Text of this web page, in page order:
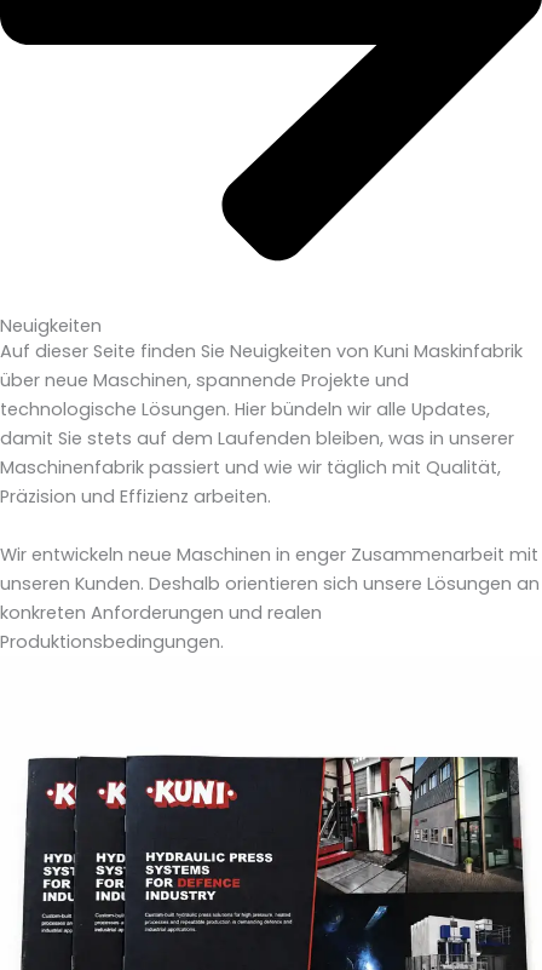
Neuigkeiten
Auf dieser Seite finden Sie Neuigkeiten von Kuni Maskinfabrik
über neue Maschinen, spannende Projekte und
technologische Lösungen. Hier bündeln wir alle Updates,
damit Sie stets auf dem Laufenden bleiben, was in unserer
Maschinenfabrik passiert und wie wir täglich mit Qualität,
Präzision und Effizienz arbeiten.
Wir entwickeln neue Maschinen in enger Zusammenarbeit mit
unseren Kunden. Deshalb orientieren sich unsere Lösungen an
konkreten Anforderungen und realen
Produktionsbedingungen.